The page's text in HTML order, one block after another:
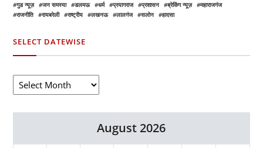
गुड न्यूज़
जन समस्या डलमऊ धर्म प्रयागराज प्रशासन ब्रेकिंग न्यूज़
महाराजगंज
राजनीति
रायबरेली राष्ट्रीय लखनऊ लालगंज सलोन हादसा
SELECT DATEWISE
August 2026